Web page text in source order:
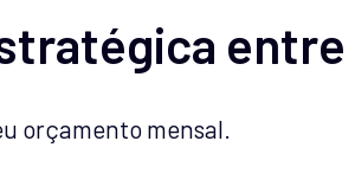
entre
orçamento mensal.